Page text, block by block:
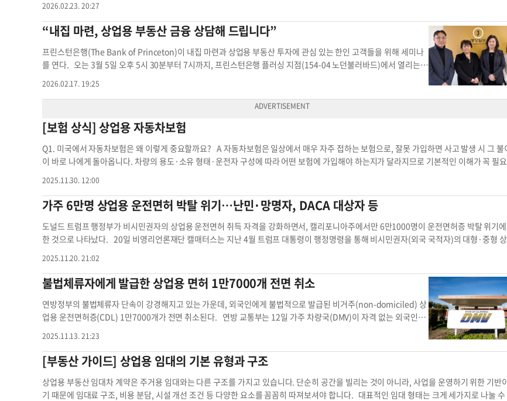
대형 부동산 프로젝트에 투자하는 방식으로, 스폰서인 제너럴 파트너와 투자자인 리미티트 파트너로 나뉜다. 이 투자
방식은 투자자가 운영에 직접 참여하지 않아 하나하나 신경 쓸 필요 없이 돈을 넣어놓으면 수익(패시브 인컴)이 나오
고, 세금 혜택이 있다는 등의 장점이 있다. 반면, 투자자가 통제할 수 없기 때문에 제너럴 파트너의 역할이 중요하며,
투자자의 자산 규모를 확인받고 들어가야 하는 등 진입 장벽이 높다는 단점이 있다. 구 부대표는 최근 투자 포트폴리
오를 언급하며 “부자가 더 부자가 되는 시스템이라고 생각한다. 신디케이션은 커낵션이 중요하고, 투자 구조를 알아
산 부동산 투자가 부동산 공동투자
트 인상률을 설정하고, 소상공인이 안정적으로 영업할 수 있도록 표준 10년 장기 렌트계약을 적용하는 것이다. 또 임대인이 계약 조건을 서면
제공하도록 의무화해 임대 과정의 투명성을 높이는 방안도 포함됐다. 법안은 소규모 가게와 바, 식당 등 상업용 렌트가 급격히 오르면서 폐
에 처한 소상공인들을 지원하기 위해 마련됐다. 법안 발의자들은 브루클린 등 일부 지역에서 급격한 렌트 상승으로 상점이 문을 닫는 사례가
있는 점을 문제로 지적했다. 지지자들은 이러한 제도가 지역 상권의 공실 문제를 완화하고 소상공인의 생존을 돕는 효과가 있을 것이라고
다. 하지만 부동산 업계와 임대인들은 강하게 반발하고 있다. 렌트 상승 제한이 건물주의 운영 비용 부담을 가중시킬 수 있으며, 상업용 렌트
은 건물과 업종, 매출 구조에 따라 다양하기 때문에 획일적 규제는 현실성이 떨어진다는 것이다. 캘리포니아주 버클리나 워싱턴주 시애틀 등
상업용 렌트 규제를 시도했다 실패한 사례도 있다. 조란 맘다니 뉴욕시장은 이미 일부 주거용 렌트 동결 정책을 추진하고 있으며, 이번 법안이
과되면 소상공인 보호를 위한 상업용 렌트 규제의 새로운 기준이 될 것으로 보인다. 소상공인 단체들은 렌트 안정성과 장기 계약을 통해 지역
은 현행 렌트가이드위원회(RGB)와 유사하게 새로운 CRGB 위원 9명을 임명하게 된다. 법안 논의 과정에서 상업용 렌트 규제가 실제 소상공인
트계약 상업용 부동산
2026.02.23. 20:27
“내집 마련, 상업용 부동산 금융 상담해 드립니다”
프린스턴은행(The Bank of Princeton)이 내집 마련과 상업용 부동산 투자에 관심 있는 한인 고객들을 위해 세미나
를 연다. 오는 3월 5일 오후 5시 30분부터 7시까지, 프린스턴은행 플러싱 지점(154-04 노던불러바드)에서 열리는
담이 진행될 예정이다. 이날 세미나에서는 한 정(Han Chong) 시니어 주택대출 담당자가 '홈 모기지'에 대해 설명하
고, 김경숙(Katie Kim) 포트폴리오 매니저가 상업용 부동산 금융에 대해 강연한다. 또한 외부 강사로 전규옥(Kyu C
간단한 다과와 기념품이 제공되며, 추후 상황에 맞춘 금융 상담도 받을 수 있다. 세미나 홍보를 위해 17일 뉴욕중앙
일보를 방문한 이현상 프린스턴은행 포트리 지점장은 "많은 한인들께서 관심 있는 부동산 투자에 대해 구체적인 정보
를 얻고, 직접 상담받을 수 있는 기회가 될 것"이라며 관심을 당부했다. 프린스턴은행은 지난해 9월에도 팰리세이즈
파크에서 같은 주제의 세미나를 열어, 내집 마련과 자산 증식에 관심 있는 한인들로 성황을 이룬 바 있다. 현재 프린스
턴은행은 총 35개 지점을 운영 중이며, 이 중 한인 밀집 지역에 위치한 7개 지점(뉴욕 플러싱·제리코, 뉴저지 포트리·
팰리세이즈파크, 펜실베이니아 엘킨스파크·첼튼햄·노스웨일즈)에서는 한국어 서비스를 제공하고 있다. 이 지점장
은 "한인 고객들의 편리성을 극대화하기 위해 커뮤니티 맞춤 서비스를 계속 이어나가고 있다"고 강조했다. 세미나
nkofprinceton.com), 박지은 제리코 지점장(516-348-1750,jpark@thebankofprinceton.com)에게 직접 신청
하면 된다. 글·사진=김은별 기자 kim.eb@koreadailyny.com 부동산 상업용 상업용 부동산 금융 상담 부동산 투자
2026.02.17. 19:25
[보험 상식] 상업용 자동차보험
Q1. 미국에서 자동차보험은 왜 이렇게 중요할까요? A 자동차보험은 일상에서 매우 자주 접하는 보험으로, 잘못 가입하면 사고 발생 시 그 불
이 바로 나에게 돌아옵니다. 차량의 용도·소유 형태·운전자 구성에 따라 어떤 보험에 가입해야 하는지가 달라지므로 기본적인 이해가 꼭 필요
기 위해 설계된 보험으로, 사고 위험이 비교적 낮아 보험료와 보상 한도가 낮게 책정됩니다. 반면 상업용 자동차보험(Commercial Auto)은
업체 명의로 구입하거나 리스한 차량을 업무용으로 사용할 때 가입하는 보험입니다. 차량 운행 시간이 길고 여러 직원이 운전하는 등 위험 노
크기 때문에 보험료와 책임 한도가 더 높게 설정됩니다. Q3. 어떤 경우에 ‘상업용’으로 분류될까요? A 업무 목적의 운행이라면 대부분 상업용
로 간주됩니다.예를 들어 다음과 같은 경우는 개인용 보험에서 보상받기 어렵습니다. 고객에게 음식이나 물품을 배달하는 경우, 대가를 받고
드 서비스를 제공하는 경우, 공구나 건설 자재를 운반하며 업무 중 사고가 난 경우 등 입니다. 반대로 아래와 같은 운행은 개인용 보험 범주에
시 보험 전문가에게 확인하는 것이 안전합니다. Q4. 개인용 자동차보험은 상업적 사용을 어떻게 다루나요? A 대부분의 개인용 자동차보험은
업적 사용 시 보상하지 않는다고 명시합니다.다만 예외적으로 개인 승용차, 픽업트럭, 밴 및 해당 차량에 연결된 트레일러는 일정 조건 아래에
상 가능한 경우가 있습니다. 그러나 보험사에 따라 적용 여부가 다르기 때문에 보험증권 내용을 반드시 확인해야 합니다. Q5. 보상 한도는 어
다르게 설정되나요? A 개인용 보험: 보통 피해자 1인당 10만 달러 수준 또는 그 이하의 한도를 선택 상업용 보험: 일반적으로 100만 달러
가입. 필요시 이보다 높은 금액을 위해 엄브렐라(Umbrella) 보험으로 추가 한도를 설정할 수 있습니다. Q6. 상업용 자동차보험에 사용되는
(Symbol)’은 무엇인가요? A 상업용 자동차보험은 담보 범위를 숫자로 분류합니다. 대표적인 예는 다음과 같습니다. Symbol 1 - Any
사업에 사용되는 모든 차량을 포괄 Symbol 2 - Owned Autos Only: 현재 소유 및 향후 취득할 모든 차량 Symbol 7 - Scheduled Autos:
험증권에 명기된 특정 차량만 보상 Symbol 8 - Hired Autos: 렌트하거나 리스한 차량 Symbol 9 - Non-Owned Autos: 직원 개인 소유
등 회사가 소유하지 않은 차량 어떤 심볼을 선택하느냐에 따라 보상 범위가 크게 달라집니다. Q7. 상업용 자동차보험 가입 시 어떤 점을 특히
의해야 할까요? A 상업용 자동차보험은 개인용 보험보다 훨씬 폭넓게 설계할 수 있습니다. 사업 특성·운행 형태·운전자 구성·차량 종류에
노출된 위험이 모두 다르기 때문입니다. 따라서 설계 방식에 따라 담보 범위, 보상 조건, 보험료 차이가 크게 발생합니다. 이 때문에 다른 보험
2025.11.30. 12:00
가주 6만명 상업용 운전면허 박탈 위기…난민·망명자, DACA 대상자 등
도널드 트럼프 행정부가 비시민권자의 상업용 운전면허 취득 자격을 강화하면서, 캘리포니아주에서만 6만1000명이 운전면허증 박탈 위기
한 것으로 나타났다. 20일 비영리언론재단 캘매터스는 지난 4월 트럼프 대통령이 행정명령을 통해 비시민권자(외국 국적자)의 대형·중형 상
CDL 운전면허증 갱신이 어려워질 수 있다고 보도했다. 행정명령은 CDL 취득자의 ▶영어구사 능력 ▶주소지 확인 ▶비이민비자 소지자의 비
유효기간 확인 등을 강화하는 내용을 담았다. 지난 9월 연방 교통부(DOT) 숀 더피 장관은 비시민권자 운전자의 교통안전 위협 가능성을 이
트럭·버스 등 대형·중량 차량 또는 15인 이상 승객·위험물을 운송하는 상업용 운전면허 취득 자격을 대폭 강화한다고 발표했다. 이달 초
니아 차량등록국(DMV)은 불법체류자 등 비시민권자 1만7000명에게 ‘행정.전산 시스템 오류 또는 기존 취득 자격 만료’ 등 기존 규정에 따라
용 운전면허를 취소한다고 통보했다. 〈본지 11월14일자 A-2면〉 관련기사 불법체류자에게 발급한 상업용 면허 1만7000개 전면 취소 캘
스 측은 “난민과 망명자, DACA 대상자 등이 신청한 CDL 신규발급 신청 300건 이상도 거부됐다”면서 “DOT 새 규정이 확정될 경우 캘리포
에서 추가로 4만4000명이 운전면허증 갱신이 어려워질 수 있다"고 전했다. 한편 지난 13일 워싱턴DC 연방 항소법원은 DOT의 CDL 발급조
화 정책이 행정부의 여론 수렴 등 적법한 행정절차를 거치지 않았고, 비시민권자가 심각한 교통사고를 유발한다는 DOT 측 통계 역시 과학적
가 충분하지 않다며 시행 계획을 일시 중단하라고 명령했다. 다만 이번 결정이 새 규정을 전면 금지한 것은 아니어서, 트럼프 행정부가 절차 보
통해 다시 시행을 밀어붙일 경우 여전히 6만여 명이 CDL을 잃을 가능성을 배제할 수 없다. 김형재 기자 kim.ian@koreadaily.com운전면
업용 상업용 운전면허 운전면허증 박탈 운전면허증 갱신
2025.11.20. 21:02
불법체류자에게 발급한 상업용 면허 1만7000개 전면 취소
연방정부의 불법체류자 단속이 강경해지고 있는 가운데, 외국인에게 불법적으로 발급된 비거주(non-domiciled) 상
업용 운전면허증(CDL) 1만7000개가 전면 취소된다. 연방 교통부는 12일 가주 차량국(DMV)이 자격 없는 외국인에
에게 60일 이내 면허 효력이 정지된다는 통지문을 발송했으며, 연방자동차운송안전청(FMCSA)은 이번 사안을 “가주
정부의 제도적 위반”으로 규정했다. FMCSA 감사 결과, 가주 DMV의 행정·전산 시스템 오류로 불법체류자들이 상업
용 면허를 취득한 사례가 다수 확인됐다. 감사를 거친 CDL 기록 25% 이상이 연방법에 위배되었으며, 일부 면허는 취
업 허가 기간을 초과해 유지된 사례도 발견됐다. 연방정부는 가주 정부가 면허 취소 명령을 이행하지 않을 경우 수천
만 달러의 재정 지원을 하지 않겠다는 방침이다. 앞서 교통부는 지난 10월, 가주 정부가 상업용 운전자의 영어 능력(E
2025.11.13. 21:23
[부동산 가이드] 상업용 임대의 기본 유형과 구조
상업용 부동산 임대차 계약은 주거용 임대와는 다른 구조를 가지고 있습니다. 단순히 공간을 빌리는 것이 아니라, 사업을 운영하기 위한 기반
기 때문에 임대료 구조, 비용 분담, 시설 개선 조건 등 다양한 요소를 꼼꼼히 따져보셔야 합니다. 대표적인 임대 형태는 크게 세가지로 나눌 수